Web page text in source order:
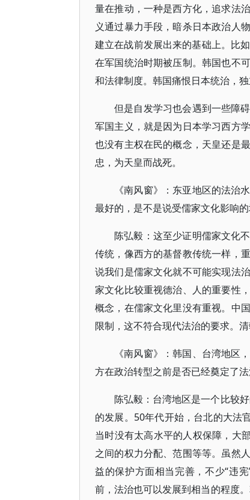
量在推动，一种是西方化，追求法
义通过暴力手段，暗杀日本政治人
建立在战前发展出来的基础上。比
在军国统治时期被压制。韩国也不
和法律制度。韩国痛恨日本统治，独
但是自发学习也会遇到一些障
军国主义，就是因为日本学习西方
也没有主权在民的概念，天皇还是
忠，为天皇而战死。
《南风窗》：东亚地区的法治
最好的，是不是说受儒家文化影响
陈弘毅：这至少证明儒家文化
传统，像西方的基督教传统一样，
说我们是儒家文化就不可能实现法
家文化比较重视德治、人的重要性
概念，在儒家文化里没有重视。中
限制，这不符合现代法治的要求。
《南风窗》：韩国、台湾地区
方在政治转型之前是否已经奠定了
陈弘毅：台湾地区是一个比较
的发展。50年代开始，台北的大法
当时没有太高水平的人权保障，大
之间的权力分配、范围等等。虽然
益的保护方面相当完善，不少“违
前，法治也可以发展到相当的程度